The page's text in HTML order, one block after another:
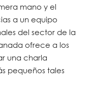
mano y el
a un equipo
del sector de la
ofrece a los
una charla
pequeños tales